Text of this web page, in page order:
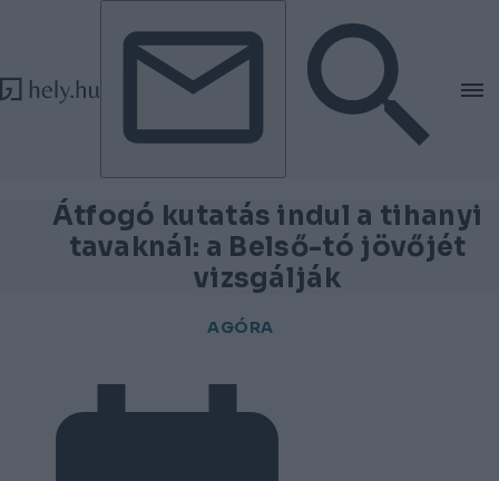
Tovább a tartalomhoz
Tovább a lábléchez
Átfogó kutatás indul a tihanyi
tavaknál: a Belső-tó jövőjét
vizsgálják
AGÓRA